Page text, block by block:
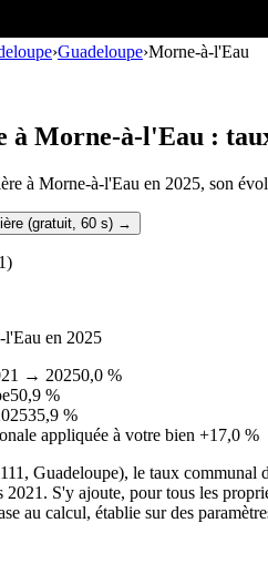
›Guadeloupe›Morne-à-l'Eau
à Morne-à-l'Eau :
à Morne-à-l'Eau en 2025, son
(gratuit, 60 s) →
l'Eau en 2025
→ 20250,0 %
50,9 %
35,9 %
appliquée à votre bien +17,0 %
Guadeloupe), le taux communal
2021. S'y ajoute, pour tous les
au calcul, établie sur des